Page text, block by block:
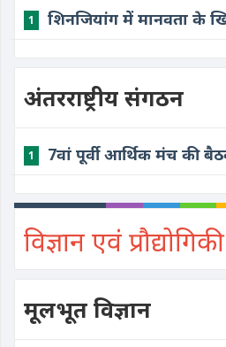
1 शिनजियांग में मानवता के
अंतरराष्ट्रीय संगठन
1 7वां पूर्वी आर्थिक मंच की
विज्ञान एवं प्रौद्योगिकी
मूलभूत विज्ञान